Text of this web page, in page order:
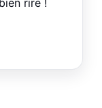
rire !